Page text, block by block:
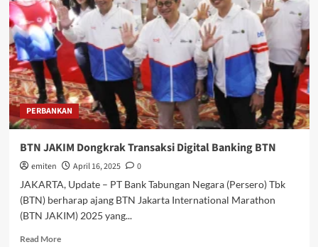
dan
Menikmati
Sensasi
Lejja
PERBANKAN
BTN JAKIM Dongkrak Transaksi Digital Banking BTN
emiten April 16, 2025
0
JAKARTA, Update – PT Bank Tabungan Negara (Persero) Tbk
(BTN) berharap ajang BTN Jakarta International Marathon
(BTN JAKIM) 2025 yang...
Read MoreRead